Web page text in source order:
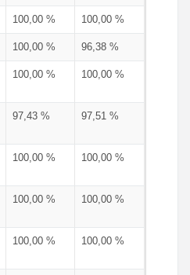
100,00 % 100,00 %
100,00 % 96,38 %
100,00 % 100,00 %
97,43 % 97,51 %
100,00 % 100,00 %
100,00 % 100,00 %
100,00 % 100,00 %